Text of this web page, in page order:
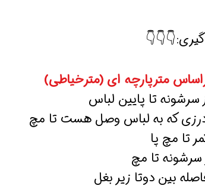
مترپارچه ای (مترخیاطی)
سرشونه تا پایین لباس
درزی که به لباس وصل هست تا مچ
تا مچ پا
تا مچ
بین دوتا زیر بغل